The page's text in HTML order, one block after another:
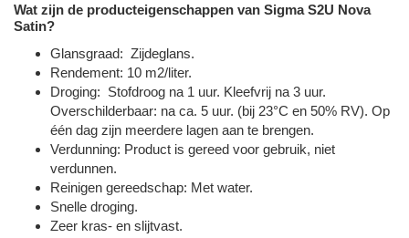
Wat zijn de producteigenschappen van Sigma S2U Nova
Satin?
Glansgraad: Zijdeglans.
Rendement: 10 m2/liter.
Droging: Stofdroog na 1 uur. Kleefvrij na 3 uur.
Overschilderbaar: na ca. 5 uur. (bij 23°C en 50% RV). Op
één dag zijn meerdere lagen aan te brengen.
Verdunning: Product is gereed voor gebruik, niet
verdunnen.
Reinigen gereedschap: Met water.
Snelle droging.
Zeer kras- en slijtvast.